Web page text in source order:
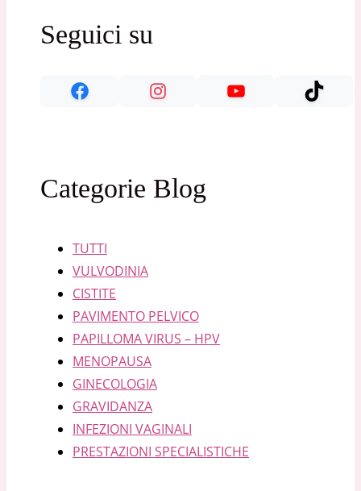
Seguici su
Categorie Blog
TUTTI
VULVODINIA
CISTITE
PAVIMENTO PELVICO
PAPILLOMA VIRUS – HPV
MENOPAUSA
GINECOLOGIA
GRAVIDANZA
INFEZIONI VAGINALI
PRESTAZIONI SPECIALISTICHE